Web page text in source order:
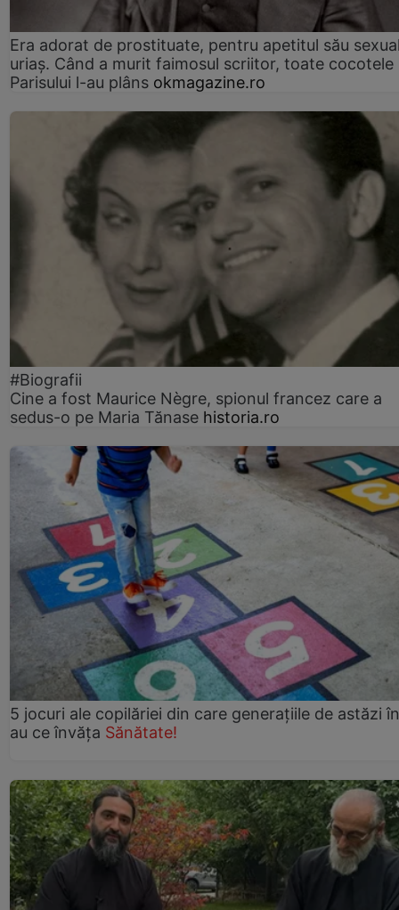
Era adorat de prostituate, pentru apetitul său
uriaș. Când a murit faimosul scriitor, toate cocotele
Parisului l-au plâns okmagazine.ro
#Biografii
Cine a fost Maurice Nègre, spionul francez care a
sedus-o pe Maria Tănase historia.ro
5 jocuri ale copilăriei din care generațiile de astăzi
au ce învăța Sănătate!